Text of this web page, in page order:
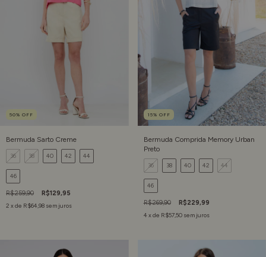
50% OFF
Bermuda Sarto Creme
36 38 40 42 44
46
R$259,90
R$129,95
2 x de R$64,98 sem juros
15% OFF
Bermuda Comprida Memory Urban
Preto
36 38 40 42 44
46
R$269,90
R$229,99
4 x de R$57,50 sem juros